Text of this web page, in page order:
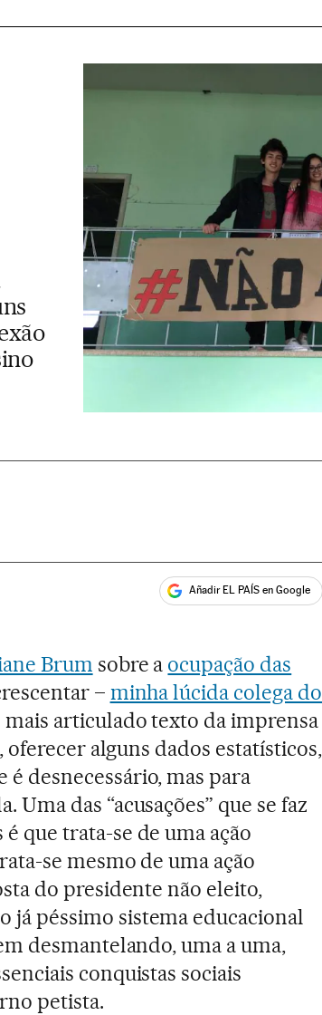
Añadir EL PAÍS en Google
Brum sobre a ocupação das
– minha lúcida colega do
mais articulado texto da imprensa
alguns dados estatísticos,
desnecessário, mas para
das “acusações” que se faz
que trata-se de uma ação
se mesmo de uma ação
do presidente não eleito,
já péssimo sistema educacional
desmantelando, uma a uma,
conquistas sociais
petista.